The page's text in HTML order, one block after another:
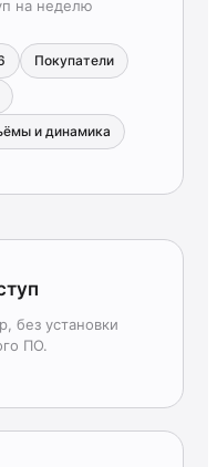
на неделю
Покупатели
и динамика
без установки
ПО.